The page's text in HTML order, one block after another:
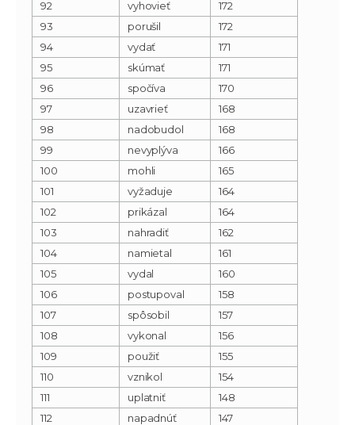
92 vyhovieť
172
93
porušil
172
94
vydať
171
95
skúmať
171
96
spočíva
170
97
uzavrieť
168
98
nadobudol
168
99
nevyplýva
166
100
mohli
165
101
vyžaduje
164
102
prikázal
164
103
nahradiť
162
104
namietal
161
105
vydal
160
106
postupoval
158
107
spôsobil
157
108
vykonal
156
109
použiť
155
110
vznikol
154
111
uplatniť
148
112
napadnúť
147